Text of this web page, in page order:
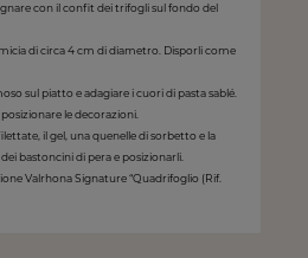
con il confit dei trifogli sul fondo del
di circa 4 cm di diametro. Disporli come
sul piatto e adagiare i cuori di pasta sablé.
le decorazioni.
il gel, una quenelle di sorbetto e la
bastoncini di pera e posizionarli.
Valrhona Signature “Quadrifoglio (Rif.